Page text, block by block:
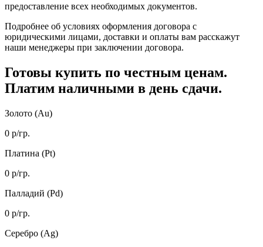
предоставление всех необходимых документов.
Подробнее об условиях оформления договора с
юридическими лицами, доставки и оплаты вам расскажут
наши менеджеры при заключении договора.
Готовы купить по честным ценам.
Платим наличными в день сдачи.
Золото (Au)
0 р/гр.
Платина (Pt)
0 р/гр.
Палладий (Pd)
0 р/гр.
Серебро (Ag)